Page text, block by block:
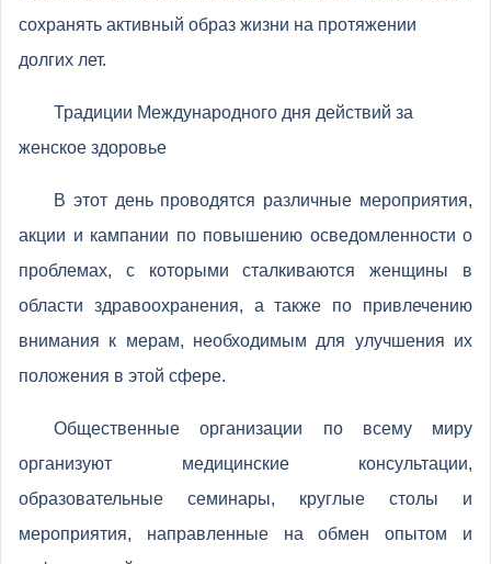
сохранять активный образ жизни на протяжении
долгих лет.
Традиции Международного дня действий за
женское здоровье
В этот день проводятся различные мероприятия,
акции и кампании по повышению осведомленности о
проблемах, с которыми сталкиваются женщины в
области здравоохранения, а также по привлечению
внимания к мерам, необходимым для улучшения их
положения в этой сфере.
Общественные организации по всему миру
организуют медицинские консультации,
образовательные семинары, круглые столы и
мероприятия, направленные на обмен опытом и